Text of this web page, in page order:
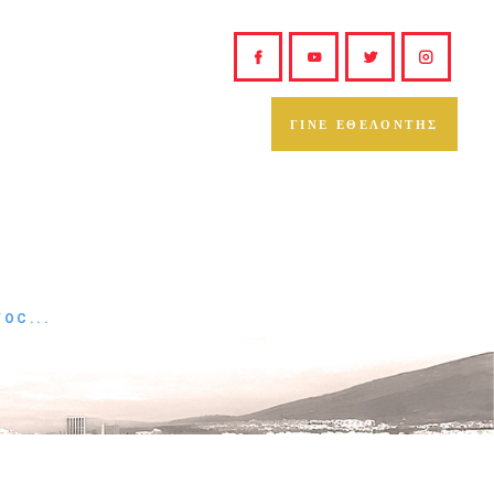
ΓΙΝΕ ΕΘΕΛΟΝΤΗΣ